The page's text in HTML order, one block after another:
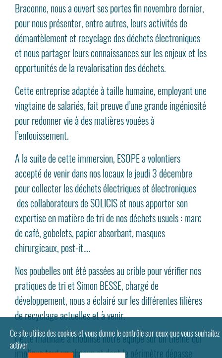
Braconne, nous a ouvert ses portes fin novembre dernier,
pour nous présenter, entre autres, leurs activités de
démantèlement et recyclage des déchets électroniques
et nous partager leurs connaissances sur les enjeux et les
opportunités de la revalorisation des déchets.
Cette entreprise adaptée à taille humaine, employant une
vingtaine de salariés, fait preuve d’une grande ingéniosité
pour redonner vie à des matières vouées à
l’enfouissement.
A la suite de cette immersion, ESOPE a volontiers
accepté de venir dans nos locaux le jeudi 3 décembre
pour collecter les déchets électriques et électroniques
des collaborateurs de SOLICIS et nous apporter son
expertise en matière de tri de nos déchets usuels : marc
de café, gobelets, papier absorbant, masques
chirurgicaux, post-it….
Nos poubelles ont été passées au crible pour vérifier nos
pratiques de tri et Simon BESSE, chargé de
développement, nous a éclairé sur les différentes filières
de recyclage actuelles et à venir.
Cette matinale a mobilisé notre équipe sur un thème qui
implique tout un chacun et dont le périmètre dépasse
Ce site utilise des cookies et vous donne le contrôle sur ceux que vous souhaitez
activer